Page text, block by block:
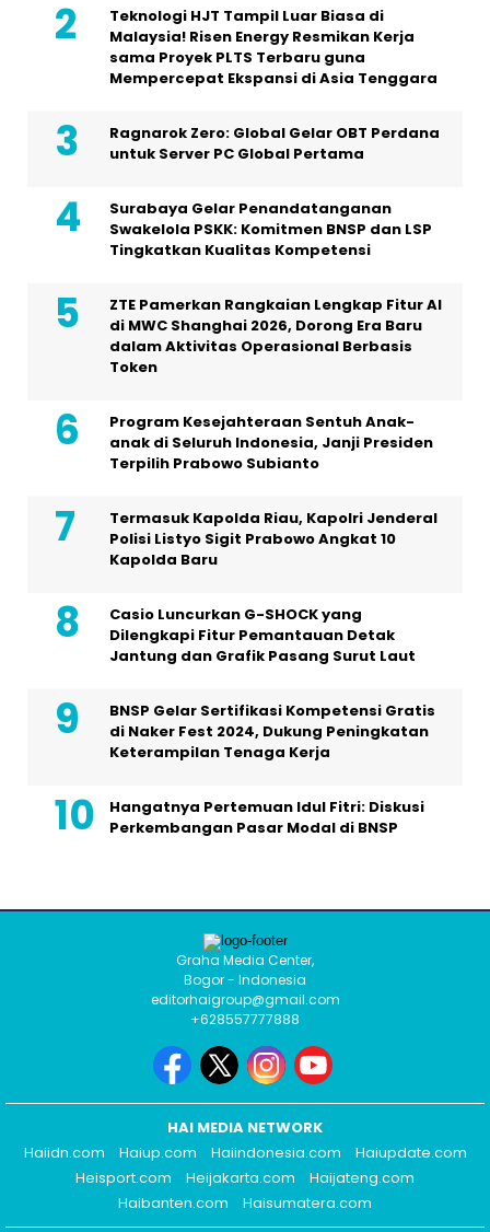
Teknologi HJT Tampil Luar Biasa di
Malaysia! Risen Energy Resmikan Kerja
sama Proyek PLTS Terbaru guna
Mempercepat Ekspansi di Asia Tenggara
Ragnarok Zero: Global Gelar OBT Perdana
untuk Server PC Global Pertama
Surabaya Gelar Penandatanganan
Swakelola PSKK: Komitmen BNSP dan LSP
Tingkatkan Kualitas Kompetensi
ZTE Pamerkan Rangkaian Lengkap Fitur AI
di MWC Shanghai 2026, Dorong Era Baru
dalam Aktivitas Operasional Berbasis
Token
Program Kesejahteraan Sentuh Anak-
anak di Seluruh Indonesia, Janji Presiden
Terpilih Prabowo Subianto
Termasuk Kapolda Riau, Kapolri Jenderal
Polisi Listyo Sigit Prabowo Angkat 10
Kapolda Baru
Casio Luncurkan G-SHOCK yang
Dilengkapi Fitur Pemantauan Detak
Jantung dan Grafik Pasang Surut Laut
BNSP Gelar Sertifikasi Kompetensi Gratis
di Naker Fest 2024, Dukung Peningkatan
Keterampilan Tenaga Kerja
Hangatnya Pertemuan Idul Fitri: Diskusi
Perkembangan Pasar Modal di BNSP
Graha Media Center,
Bogor - Indonesia
editorhaigroup@gmail.com
+628557777888
HAI MEDIA NETWORK
Haiidn.com
Haiup.com Haiindonesia.com
Haiupdate.com
Heisport.com
Heijakarta.com
Haijateng.com
Haibanten.com
Haisumatera.com